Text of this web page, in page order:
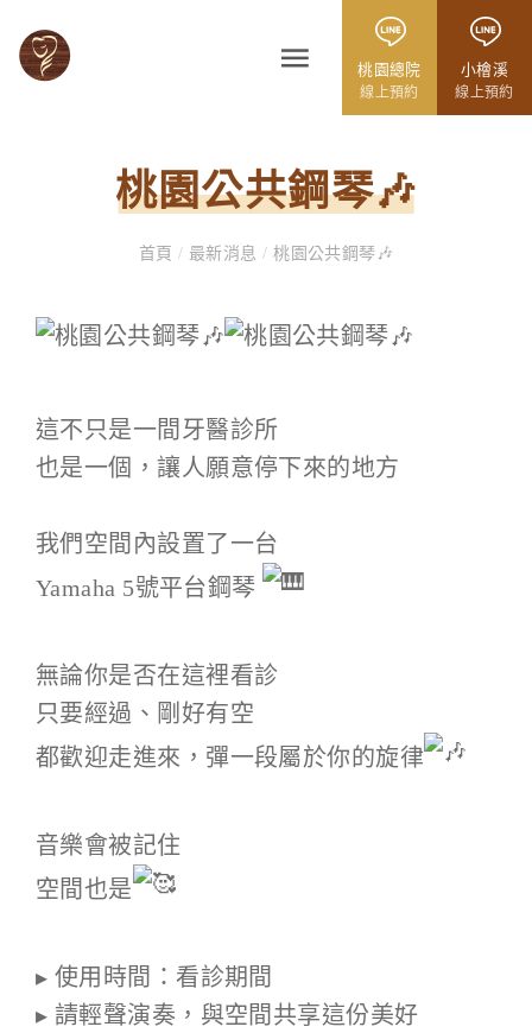
桃園總院
線上預約
小檜溪
線上預約
桃園公共鋼琴🎶
首頁/ 最新消息/ 桃園公共鋼琴🎶
這不只是一間牙醫診所
也是一個，讓人願意停下來的地方
我們空間內設置了一台
Yamaha 5號平台鋼琴
無論你是否在這裡看診
只要經過、剛好有空
都歡迎走進來，彈一段屬於你的旋律
音樂會被記住
空間也是
▸ 使用時間：看診期間
▸ 請輕聲演奏，與空間共享這份美好